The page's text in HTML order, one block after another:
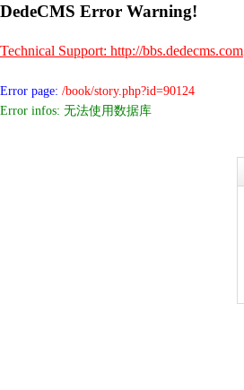
DedeCMS Error Warning!
Technical Support: http://bbs.dedecms.com
Error page: /book/story.php?id=90124
Error infos: 无法使用数据库